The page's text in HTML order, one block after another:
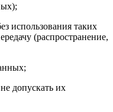
использования таких
(распространение,
допускать их